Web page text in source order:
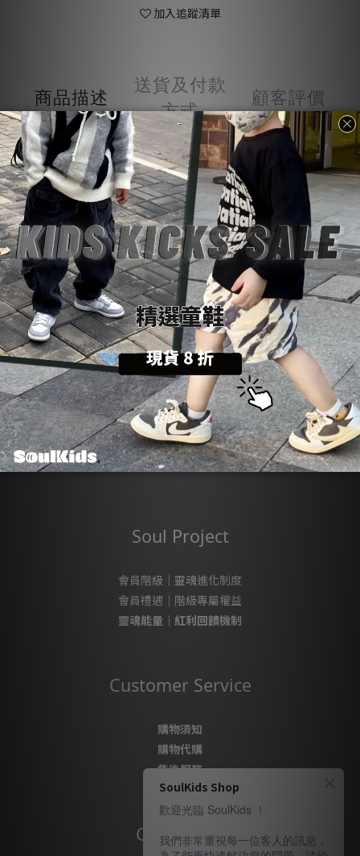
加入追蹤清單
商品描述
送貨及付款
方式
顧客評價
商品描述
💡 購物前請詳閱：【SoulKids 購物須知與條約】
💬商品諮詢與建議：【聯繫官方@LINE客服】
About SoulKids
關於我們
品牌理念
正品保證
企業聯營
Soul Project
會員階級｜靈魂進化制度
會員禮遇｜階級專屬權益
靈魂能量｜紅利回饋機制
Customer Service
購物須知
購物代購
售後服務
隱私政策
Contact Us
SoulKids Shop
歡迎光臨 SoulKids ！
我們非常重視每一位客人的訊息，